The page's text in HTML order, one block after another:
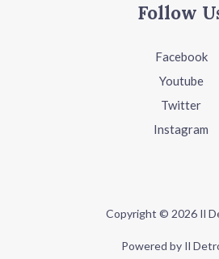
Follow
Facebook
Youtube
Twitter
Instagram
Copyright © 2026 Il
Powered by Il